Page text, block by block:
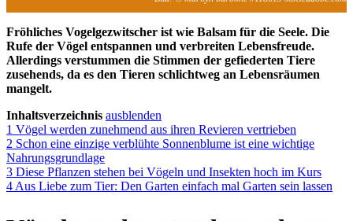
Fröhliches Vogelgezwitscher ist wie Balsam für die Seele. Die
Rufe der Vögel entspannen und verbreiten Lebensfreude.
Allerdings verstummen die Stimmen der gefiederten Tiere
zusehends, da es den Tieren schlichtweg an Lebensräumen
mangelt.
Inhaltsverzeichnis ausblenden
1 Vögel werden zunehmend aus ihren Revieren vertrieben
2 Schon eine einzige verblühte Sonnenblume ist eine wichtige
Nahrungsgrundlage
3 Diese Pflanzen stehen bei Vögeln und Insekten hoch im Kurs
4 Aus Liebe zum Tier: Den Garten einfach mal Garten sein lassen